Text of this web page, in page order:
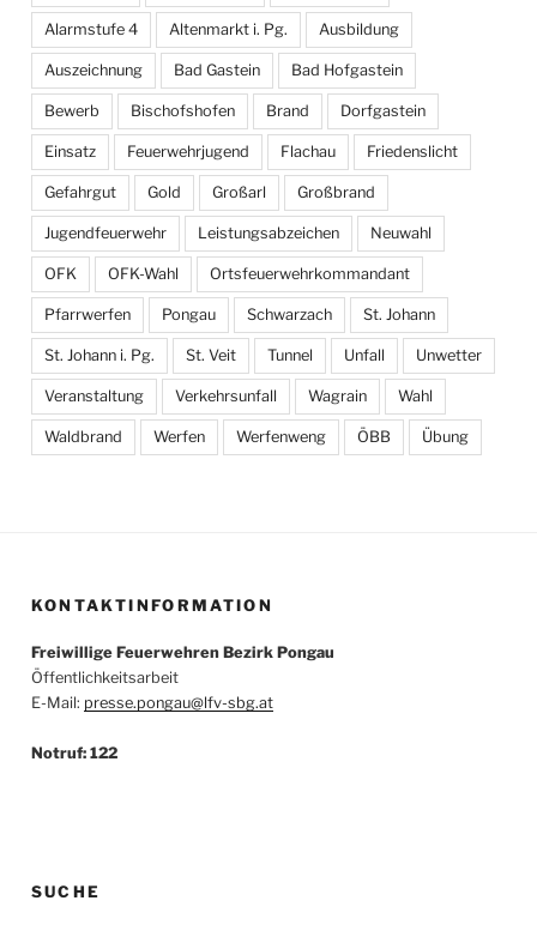
Alarmstufe 4 Altenmarkt i. Pg. Ausbildung
Auszeichnung Bad Gastein Bad Hofgastein
Bewerb Bischofshofen Brand Dorfgastein
Einsatz Feuerwehrjugend Flachau Friedenslicht
Gefahrgut Gold Großarl Großbrand
Jugendfeuerwehr Leistungsabzeichen Neuwahl
OFK OFK-Wahl Ortsfeuerwehrkommandant
Pfarrwerfen Pongau Schwarzach St. Johann
St. Johann i. Pg. St. Veit Tunnel Unfall Unwetter
Veranstaltung Verkehrsunfall Wagrain Wahl
Waldbrand Werfen Werfenweng ÖBB Übung
KONTAKTINFORMATION
Freiwillige Feuerwehren Bezirk Pongau
Öffentlichkeitsarbeit
E-Mail: presse.pongau@lfv-sbg.at
Notruf: 122
SUCHE